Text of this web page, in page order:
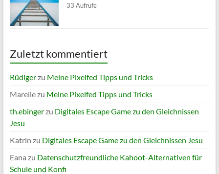
33 Aufrufe
Zuletzt kommentiert
Rüdigerzu Meine Pixelfed Tipps und Tricks
Mareilezu Meine Pixelfed Tipps und Tricks
th.ebingerzu Digitales Escape Game zu den Gleichnissen
Jesu
Katrin zu Digitales Escape Game zu den Gleichnissen Jesu
Eana zu Datenschutzfreundliche Kahoot-Alternativen für
Schule und Konfi